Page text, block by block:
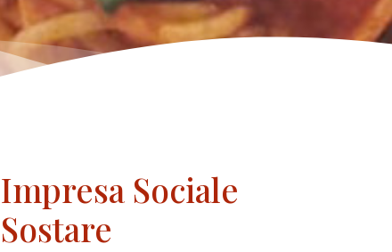
Impresa Sociale
Sostare